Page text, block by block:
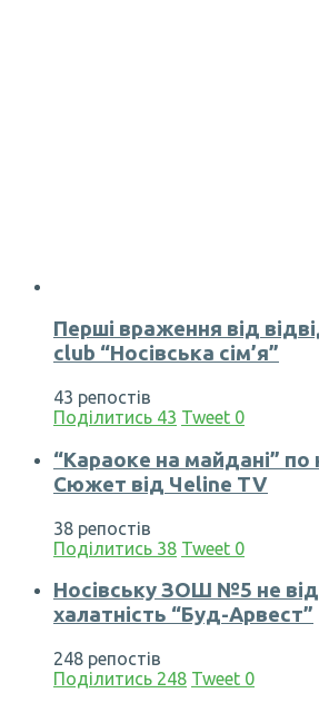
Перші враження від
club “Носівська сім’я”
43 репостів
Поділитись 43 Tweet 0
“Караоке на майдані” по
Сюжет від Чеline TV
38 репостів
Поділитись 38 Tweet 0
Носівську ЗОШ №5 не
халатність “Буд-Арвест”
248 репостів
Поділитись 248 Tweet 0